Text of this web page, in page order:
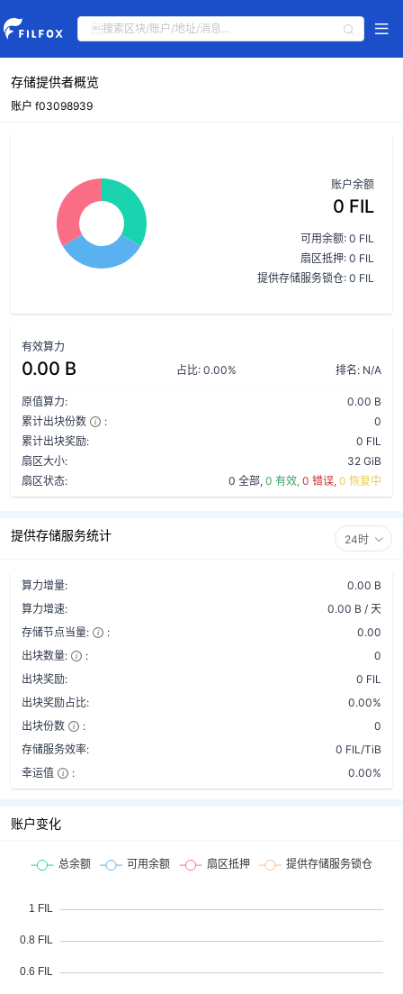
存储提供者概览
账户 f03098939
账户余额
0 FIL
可用余额: 0 FIL
扇区抵押: 0 FIL
提供存储服务锁仓: 0 FIL
有效算力
0.00 B 占比: 0.00% 排名: N/A
原值算力:
0.00 B
累计出块份数
:
0
累计出块奖励:
0 FIL
扇区大小:
32 GiB
扇区状态:
0 全部, 0 有效, 0 错误, 0 恢复中
提供存储服务统计 24时
算力增量:
0.00 B
算力增速:
0.00 B / 天
存储节点当量:
:
0.00
出块数量:
:
0
出块奖励:
0 FIL
出块奖励占比:
0.00%
出块份数
:
0
存储服务效率:
0 FIL/TiB
幸运值
: 0.00%
账户变化